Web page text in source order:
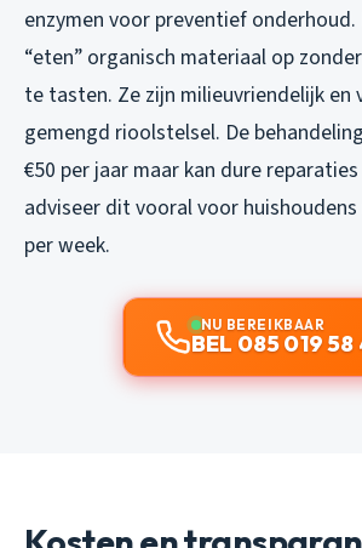
enzymen voor preventief onderhoud.
“eten” organisch materiaal op
te tasten. Ze zijn milieuvriendelijk en
gemengd rioolstelsel. De
€50 per jaar maar kan dure
adviseer dit vooral voor
per week.
NU BEREIKBAAR
BEL 085 019 58